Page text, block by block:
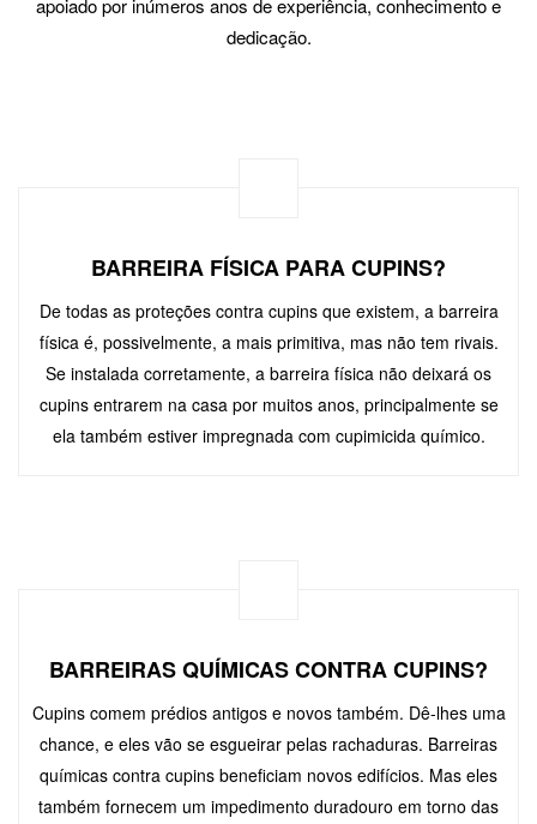
apoiado por inúmeros anos de experiência, conhecimento e
dedicação.
BARREIRA FÍSICA PARA CUPINS?
De todas as proteções contra cupins que existem, a barreira
física é, possivelmente, a mais primitiva, mas não tem rivais.
Se instalada corretamente, a barreira física não deixará os
cupins entrarem na casa por muitos anos, principalmente se
ela também estiver impregnada com cupimicida químico.
BARREIRAS QUÍMICAS CONTRA CUPINS?
Cupins comem prédios antigos e novos também. Dê-lhes uma
chance, e eles vão se esgueirar pelas rachaduras. Barreiras
químicas contra cupins beneficiam novos edifícios. Mas eles
também fornecem um impedimento duradouro em torno das